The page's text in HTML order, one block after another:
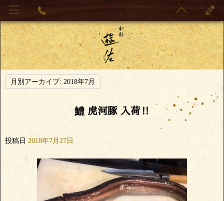
月別アーカイブ: 2018年7月
鱧 虎河豚 入荷‼️
投稿日 2018年7月27日